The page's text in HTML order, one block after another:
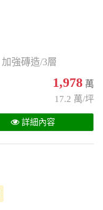
加強磚造/3層
1,978 萬
17.2 萬/坪
詳細內容